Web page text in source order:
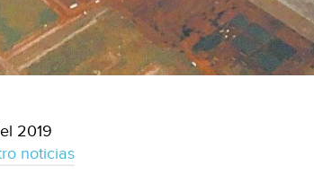
2019
noticias